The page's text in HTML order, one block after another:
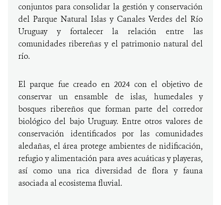
conjuntos para consolidar la gestión y conservación
del Parque Natural Islas y Canales Verdes del Río
Uruguay y fortalecer la relación entre las
comunidades ribereñas y el patrimonio natural del
río.
El parque fue creado en 2024 con el objetivo de
conservar un ensamble de islas, humedales y
bosques ribereños que forman parte del corredor
biológico del bajo Uruguay. Entre otros valores de
conservación identificados por las comunidades
aledañas, el área protege ambientes de nidificación,
refugio y alimentación para aves acuáticas y playeras,
así como una rica diversidad de flora y fauna
asociada al ecosistema fluvial.